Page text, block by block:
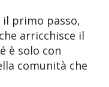
il primo passo,
arricchisce il
è solo con
comunità che